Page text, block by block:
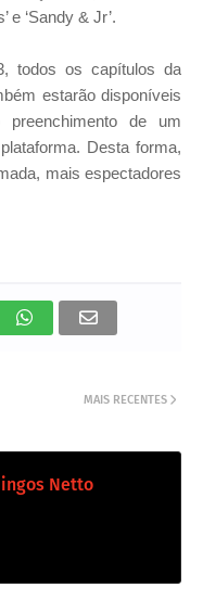
e ‘Sandy & Jr’.
todos os capítulos da
estarão disponíveis
de um
Desta forma,
mais espectadores
MAIS RECENTES
Netto